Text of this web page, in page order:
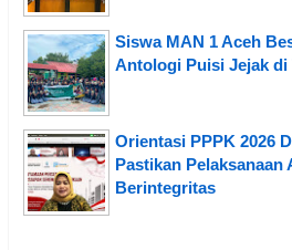
Siswa MAN 1 Aceh
Antologi Puisi Jejak di
Orientasi PPPK 2026
Pastikan Pelaksanaan
Berintegritas